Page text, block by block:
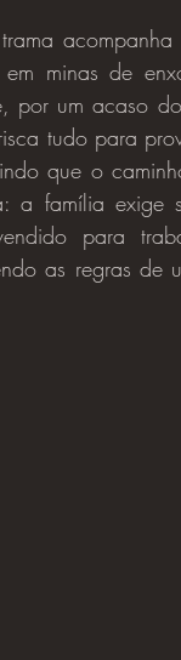
em minas de
por um acaso
tudo para
que o
a família exige
para
as regras